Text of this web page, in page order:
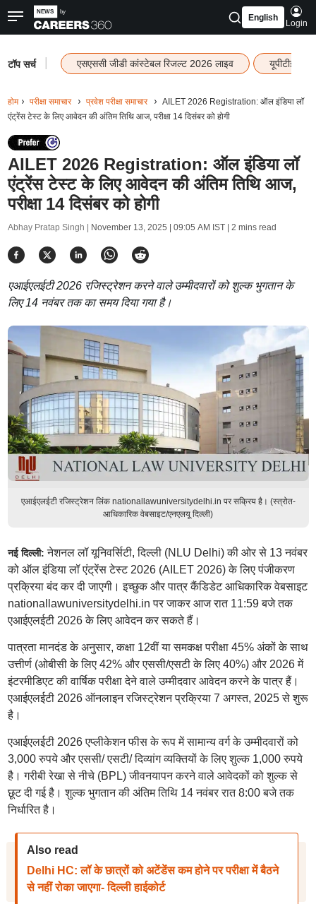
English
Login
टॉप सर्च एसएससी जीडी कांस्टेबल रिजल्ट 2026 लाइव यूपीटीईटी
होम परीक्षा समाचार प्रवेश परीक्षा समाचार
AILET 2026 Registration: ऑल इंडिया लॉ
एंट्रेंस टेस्ट के लिए आवेदन की अंतिम तिथि आज, परीक्षा 14 दिसंबर को होगी
AILET 2026 Registration: ऑल इंडिया लॉ
एंट्रेंस टेस्ट के लिए आवेदन की अंतिम तिथि आज,
परीक्षा 14 दिसंबर को होगी
Abhay Pratap Singh | November 13, 2025 | 09:05 AM IST| 2 mins read
एआईएलईटी 2026 रजिस्ट्रेशन करने वाले उम्मीदवारों को शुल्क भुगतान के
लिए 14 नवंबर तक का समय दिया गया है।
एआईएलईटी रजिस्ट्रेशन लिंक nationallawuniversitydelhi.in पर सक्रिय है। (स्त्रोत-
आधिकारिक वेबसाइट/एनएलयू दिल्ली)
नई दिल्ली:नेशनल लॉ यूनिवर्सिटी, दिल्ली (NLU Delhi) की ओर से 13 नवंबर
को ऑल इंडिया लॉ एंट्रेंस टेस्ट 2026 (AILET 2026) के लिए पंजीकरण
प्रक्रिया बंद कर दी जाएगी। इच्छुक और पात्र कैंडिडेट आधिकारिक वेबसाइट
nationallawuniversitydelhi.in पर जाकर आज रात 11:59 बजे तक
एआईएलईटी 2026 के लिए आवेदन कर सकते हैं।
पात्रता मानदंड के अनुसार, कक्षा 12वीं या समकक्ष परीक्षा 45% अंकों के साथ
उत्तीर्ण (ओबीसी के लिए 42% और एससी/एसटी के लिए 40%) और 2026 में
इंटरमीडिएट की वार्षिक परीक्षा देने वाले उम्मीदवार आवेदन करने के पात्र हैं।
एआईएलईटी 2026 ऑनलाइन रजिस्ट्रेशन प्रक्रिया 7 अगस्त, 2025 से शुरू
है।
एआईएलईटी 2026 एप्लीकेशन फीस के रूप में सामान्य वर्ग के उम्मीदवारों को
3,000 रुपये और एससी/ एसटी/ दिव्यांग व्यक्तियों के लिए शुल्क 1,000 रुपये
है। गरीबी रेखा से नीचे (BPL) जीवनयापन करने वाले आवेदकों को शुल्क से
छूट दी गई है। शुल्क भुगतान की अंतिम तिथि 14 नवंबर रात 8:00 बजे तक
निर्धारित है।
Also read
Delhi HC: लॉ के छात्रों को अटेंडेंस कम होने पर परीक्षा में बैठने
से नहीं रोका जाएगा- दिल्ली हाईकोर्ट